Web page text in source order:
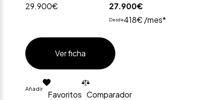
29.900€
27.900€
Desde418€ /mes*
Ver ficha
Añadir
Favoritos Comparador